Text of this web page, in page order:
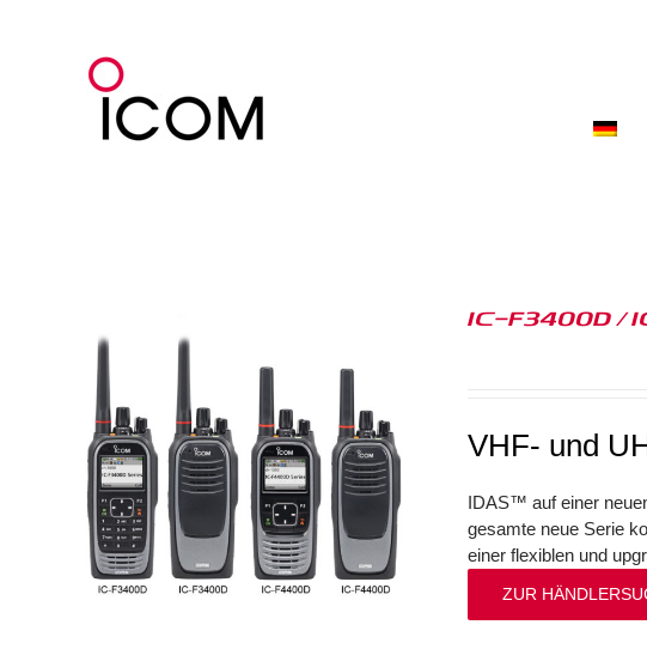
IC-F3400D /
VHF- und
IDAS™ auf einer
gesamte neue Serie
einer flexiblen und
ZUR